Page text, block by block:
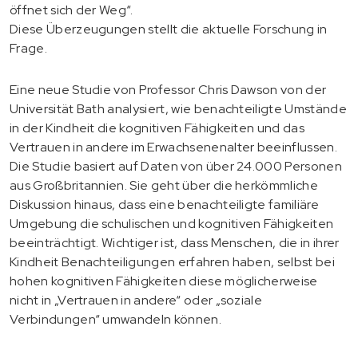
öffnet sich der Weg“.
Diese Überzeugungen stellt die aktuelle Forschung in
Frage.
Eine neue Studie von Professor Chris Dawson von der
Universität Bath analysiert, wie benachteiligte Umstände
in der Kindheit die kognitiven Fähigkeiten und das
Vertrauen in andere im Erwachsenenalter beeinflussen.
Die Studie basiert auf Daten von über 24.000 Personen
aus Großbritannien. Sie geht über die herkömmliche
Diskussion hinaus, dass eine benachteiligte familiäre
Umgebung die schulischen und kognitiven Fähigkeiten
beeinträchtigt. Wichtiger ist, dass Menschen, die in ihrer
Kindheit Benachteiligungen erfahren haben, selbst bei
hohen kognitiven Fähigkeiten diese möglicherweise
nicht in „Vertrauen in andere“ oder „soziale
Verbindungen“ umwandeln können.